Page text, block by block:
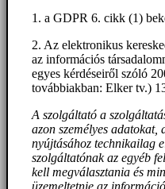
1. a GDPR 6. cikk (1)
2. Az elektronikus
az információs
egyes kérdéseiről szóló
továbbiakban: Elker tv.)
A szolgáltató a
azon személyes adatokat,
nyújtásához technikailag
szolgáltatónak az egyéb
kell megválasztania és
üzemeltetnie az